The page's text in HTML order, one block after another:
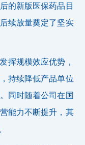
的新版医保药品目
续放量奠定了坚实
挥规模效应优势，
持续降低产品单位
同时随着公司在国
能力不断提升，其